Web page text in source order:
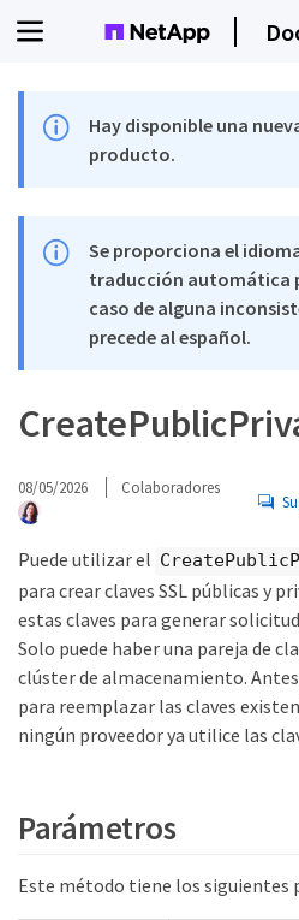
Hay disponible una
producto.
Se proporciona el
traducción automática
caso de alguna
precede al español.
08/05/2026 Colaboradores
Puede utilizar el
para crear claves SSL públicas y
estas claves para generar
Solo puede haber una pareja de
clúster de almacenamiento.
para reemplazar las claves
ningún proveedor ya utilice las
Parámetros
Este método tiene los siguientes